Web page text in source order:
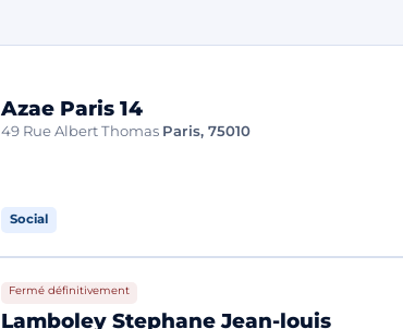
Azae Paris 14
49 Rue Albert Thomas Paris, 75010
Social
Fermé définitivement
Lamboley Stephane Jean-louis